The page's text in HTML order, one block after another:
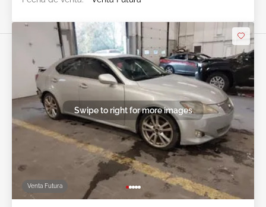
Venta Futura
Swipe to right for more images